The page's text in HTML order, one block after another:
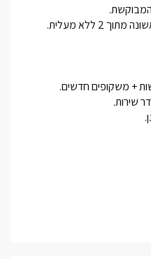
+ משקופים חדשים.
שירות.